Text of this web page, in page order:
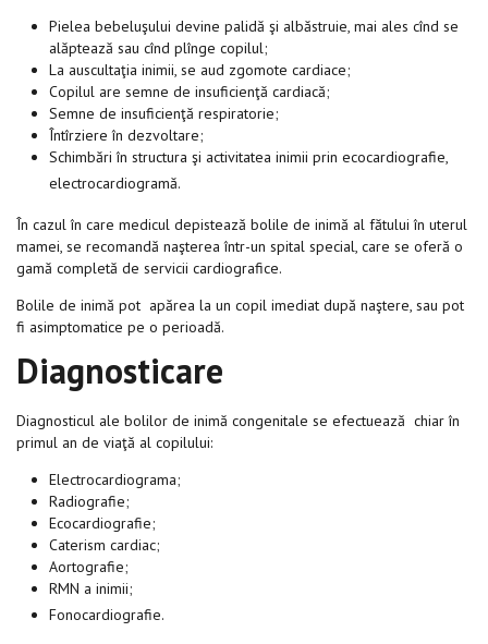
Pielea bebeluşului devine palidă şi albăstruie, mai ales cînd se
alăptează sau cînd plînge copilul;
La auscultaţia inimii, se aud zgomote cardiace;
Copilul are semne de insuficienţă cardiacă;
Semne de insuficienţă respiratorie;
Întîrziere în dezvoltare;
Schimbări în structura şi activitatea inimii prin ecocardiografie,
electrocardiogramă.
În cazul în care medicul depistează bolile de inimă al fătului în uterul
mamei, se recomandă naşterea într-un spital special, care se oferă o
gamă completă de servicii cardiografice.
Bolile de inimă pot apărea la un copil imediat după naştere, sau pot
fi asimptomatice pe o perioadă.
Diagnosticare
Diagnosticul ale bolilor de inimă congenitale se efectuează chiar în
primul an de viaţă al copilului:
Electrocardiograma;
Radiografie;
Ecocardiografie;
Caterism cardiac;
Aortografie;
RMN a inimii;
Fonocardiografie.